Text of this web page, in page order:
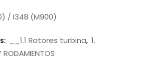
/ I348 (M900)
__1.1 Rotores turbina, 1.
RODAMIENTOS